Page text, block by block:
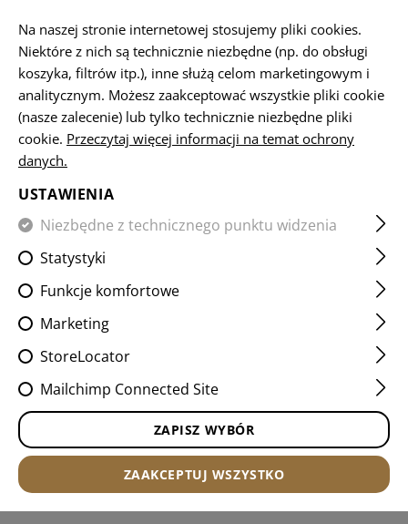
STRONA GŁÓWNA ODZIEŻ HEADWEAR BEANIES
BEANIE LW
Na naszej stronie internetowej stosujemy pliki cookies.
Niektóre z nich są technicznie niezbędne (np. do obsługi
koszyka, filtrów itp.), inne służą celom marketingowym i
analitycznym. Możesz zaakceptować wszystkie pliki cookie
(nasze zalecenie) lub tylko technicznie niezbędne pliki
cookie. Przeczytaj więcej informacji na temat ochrony
danych.
USTAWIENIA
Niezbędne z technicznego punktu widzenia
Statystyki
Funkcje komfortowe
Marketing
StoreLocator
Mailchimp Connected Site
ZAPISZ WYBÓR
ZAAKCEPTUJ WSZYSTKO